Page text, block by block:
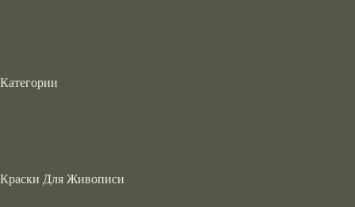
Категории
Краски Для Живописи